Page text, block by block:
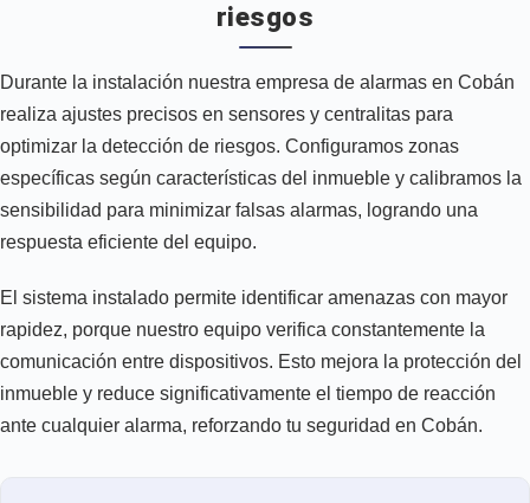
riesgos
Durante la instalación nuestra empresa de alarmas en Cobán
realiza ajustes precisos en sensores y centralitas para
optimizar la detección de riesgos. Configuramos zonas
específicas según características del inmueble y calibramos la
sensibilidad para minimizar falsas alarmas, logrando una
respuesta eficiente del equipo.
El sistema instalado permite identificar amenazas con mayor
rapidez, porque nuestro equipo verifica constantemente la
comunicación entre dispositivos. Esto mejora la protección del
inmueble y reduce significativamente el tiempo de reacción
ante cualquier alarma, reforzando tu seguridad en Cobán.